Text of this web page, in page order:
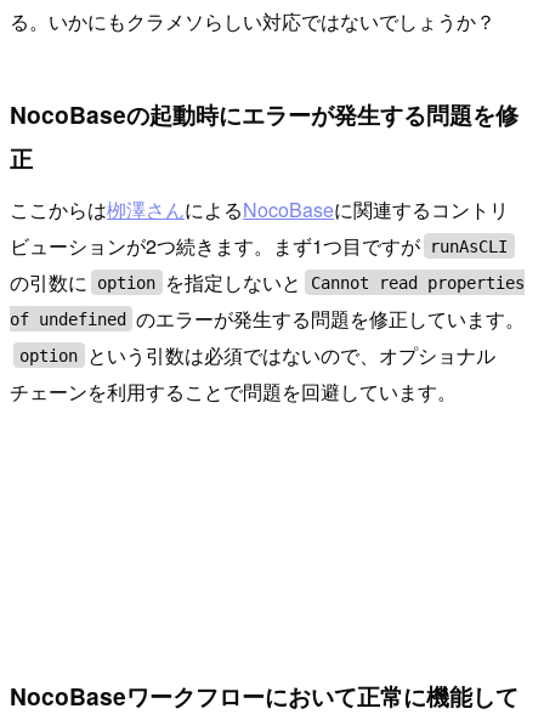
る。いかにもクラメソらしい対応ではないでしょうか？
NocoBaseの起動時にエラーが発生する問題を修
正
ここからは栁澤さんによるNocoBaseに関連するコントリ
ビューションが2つ続きます。まず1つ目ですが
runAsCLI
の引数に option を指定しないと
Cannot read properties
of undefined のエラーが発生する問題を修正しています。
option
という引数は必須ではないので、オプショナル
チェーンを利用することで問題を回避しています。
NocoBaseワークフローにおいて正常に機能して